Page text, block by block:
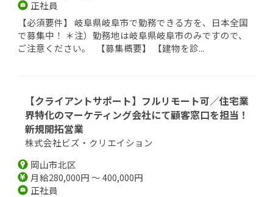
正社員
【必須要件】 岐阜県岐阜市で勤務できる方を、日本全国
で募集中！ ＊注）勤務地は岐阜県岐阜市のみですので、
ご注意ください。 【募集概要】 【建物を診...
【クライアントサポート】フルリモート可／住宅業
界特化のマーケティング会社にて顧客窓口を担当！
新規開拓営業
株式会社ビズ・クリエイション
岡山市北区
月給280,000円 ～ 400,000円
正社員